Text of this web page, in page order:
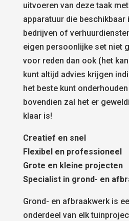
uitvoeren van deze taak
apparatuur die
bedrijven of
eigen persoonlijke set niet
voor reden dan ook (het
kunt altijd advies krijgen
het beste kunt
bovendien zal het er
klaar is!
Creatief en snel
Flexibel en professioneel
Grote en kleine projecten
Specialist in grond- en
Grond- en afbraakwerk is
onderdeel van elk